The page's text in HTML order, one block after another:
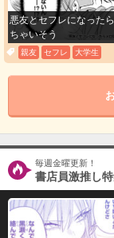
悪友とセフレになった
ちゃいそう
親友 セフレ 大学生
毎週金曜更新！
書店員激推し